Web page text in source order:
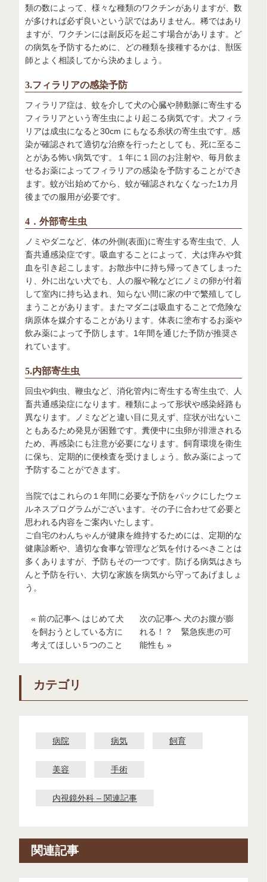
類の数によって、様々な種類のワクチンがありますが、数
が多ければ必ず良いという訳ではありません。稀ではあり
ますが、ワクチンには副反応を起こす場合があります。ど
の病気を予防するために、どの種類を接種するかは、獣医
師とよく相談してから決めましょう。
3.フィラリアの感染予防
フィラリア症は、蚊を介して犬の心臓や肺動脈に寄生する
フィラリアという寄生虫により起こる病気です。犬フィラ
リアは成虫になると30cm にもなる糸状の寄生虫です。感
染が確認されて適切な治療を行ったとしても、死に至るこ
とがある怖い病気です。１年に１回のお注射や、毎月飲ま
せるお薬によってフィラリアの感染を予防することができ
ます。蚊が出始めてから、蚊が確認されなくなった1カ月
後までの服用が必要です。
4．外部寄生虫
ノミやダニなど、体の外側(表面)に寄生する寄生虫で、人
畜共通感染症です。吸血することによって、犬は痒みや貧
血を引き起こします。お散歩中に持ち帰ってきてしまった
り、外に出ない犬でも、人の服や靴などにノミの卵が付着
して室内に持ち込まれ、知らない間に家の中で繁殖してし
まうことがあります。またマダニは吸血することで危険な
病原体を媒介することがあります。体表に塗布するお薬や
飲み薬によって予防します。1年間を通じた予防が推奨さ
れています。
5.内部寄生虫
回虫や鉤虫、鞭虫など、消化管内に寄生する寄生虫で、人
畜共通感染症になります。種類によって形状や感染経路も
異なります。ノミなどと違い目に見えず、症状が出ないこ
ともあるため発見が困難です。糞便中に虫卵が排泄される
ため、再感染にも注意が必要になります。飼育環境を衛生
に保ち、定期的に便検査を受けましょう。飲み薬によって
予防することができます。
当院ではこれらの１年間に必要な予防をパックにしたウェ
ルネスプログラムがございます。その子に合わせて必要と
思われる内容をご案内いたします。
ご自宅のわんちゃんが健康を維持するためには、定期的な
健康診断や、適切な食事な管理など気を付けるべきことは
多くありますが、予防もその一つです。防げる病気はきち
んと予防を行い、大切な家族を病気から守ってあげましょ
う。
« 前の記事へ はじめて犬
を飼おうとしている方に
考えてほしい５つのこと
次の記事へ 犬のお腹が膨
れる！？ 緊急疾患の可
能性も »
カテゴリ
病院 病気 飼育
美容 手術
内視鏡外科 – 関連記事
関連記事